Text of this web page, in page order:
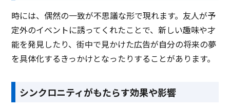
時には、偶然の一致が不思議な形で現れます。友人が予
定外のイベントに誘ってくれたことで、新しい趣味や才
能を発見したり、街中で見かけた広告が自分の将来の夢
を具体化するきっかけとなったりすることがあります。
シンクロニティがもたらす効果や影響